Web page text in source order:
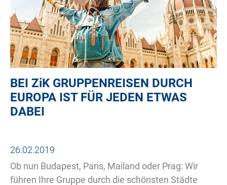
BEI ZiKGRUPPENREISEN DURCH
EUROPA IST FÜR JEDEN ETWAS
DABEI
26.02.2019
Ob nun Budapest, Paris, Mailand oder Prag: Wir
führen Ihre Gruppe durch die schönsten Städte